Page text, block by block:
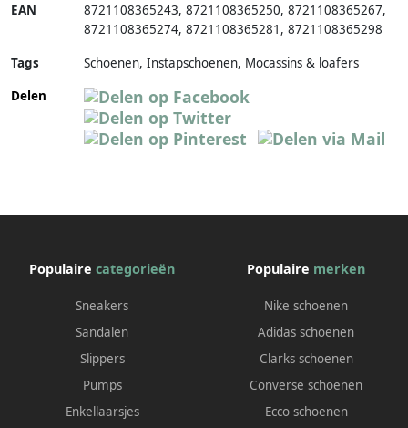
EAN 8721108365243, 8721108365250, 8721108365267,
8721108365274, 8721108365281 , 8721108365298
Tags
Schoenen, Instapschoenen, Mocassins & loafers
Delen
Populaire categorieën
Sneakers
Sandalen
Slippers
Pumps
Enkellaarsjes
Populaire merken
Nike schoenen
Adidas schoenen
Clarks schoenen
Converse schoenen
Ecco schoenen